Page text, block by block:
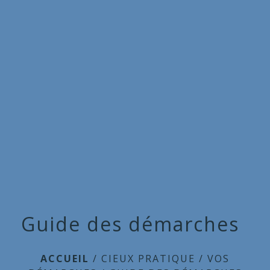
Guide des démarches
ACCUEIL / CIEUX PRATIQUE / VOS